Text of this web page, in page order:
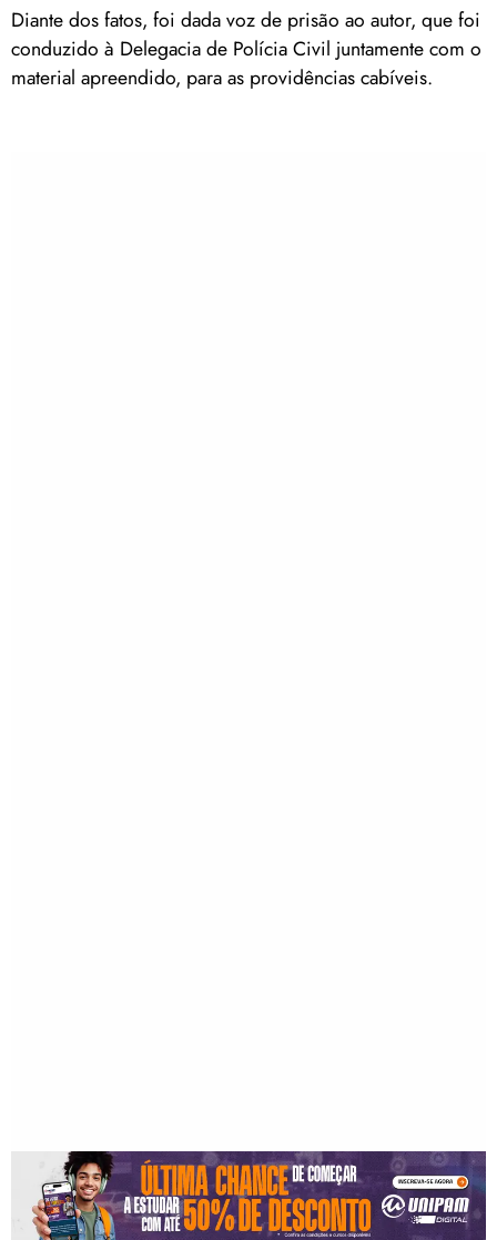
Diante dos fatos, foi dada voz de prisão ao autor, que foi
conduzido à Delegacia de Polícia Civil juntamente com o
material apreendido, para as providências cabíveis.